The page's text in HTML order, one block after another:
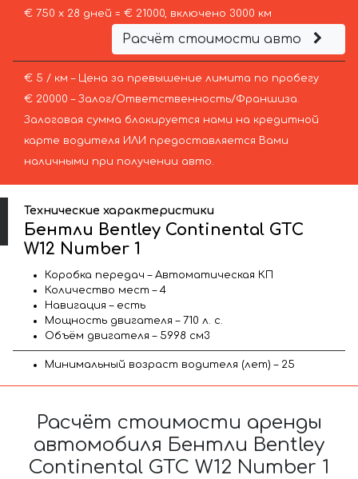
€ 750 х 28 дней = € 21000, включено 3000 км
Расчёт стоимости авто
€ 5 / км – Цена за превышение лимита по пробегу
€ 20000 – Залог/Ответственность/Франшиза.
Залоговая сумма блокируется нами на кредитной
карте водителя ИЛИ предоставляется Вами
наличными при получении авто.
Технические характеристики
Бентли Bentley Continental GTC
W12 Number 1
Коробка передач – Автоматическая КП
Количество мест – 4
Навигация – есть
Мощность двигателя – 710 л. с.
Объём двигателя – 5998 см3
Минимальный возраст водителя (лет) – 25
Расчёт стоимости аренды
автомобиля Бентли Bentley
Continental GTC W12 Number 1